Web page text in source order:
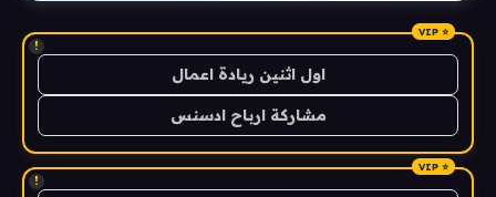
!
اول اثنين ريادة اعمال
مشاركة ارباح ادسنس
!